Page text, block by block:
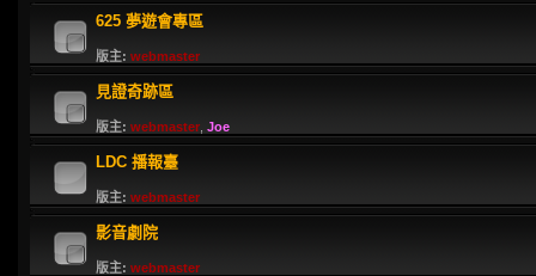
625 夢遊會專區
版主: webmaster
見證奇跡區
版主: webmaster Joe
LDC 播報臺
版主: webmaster
影音劇院
版主: webmaster